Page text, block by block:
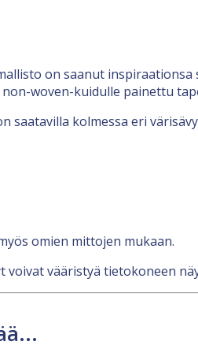
on saanut
woven-kuidulle painettu
saatavilla kolmessa eri
omien mittojen mukaan.
voivat vääristyä tietokoneen